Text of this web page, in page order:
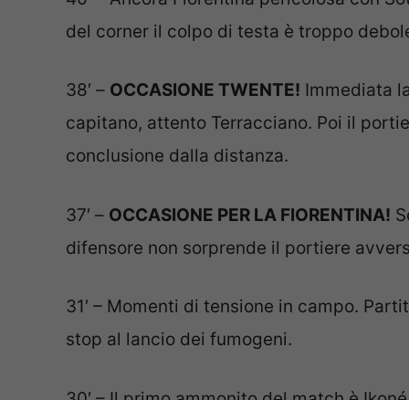
del corner il colpo di testa è troppo
38′ – OCCASIONE TWENTE! Immediata
capitano, attento Terracciano. Poi il
conclusione dalla distanza.
37′ – OCCASIONE PER LA FIORENTINA!
difensore non sorprende il portiere
31′ – Momenti di tensione in campo.
stop al lancio dei fumogeni.